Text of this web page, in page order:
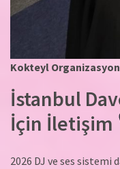
Kokteyl Organizasyon
İstanbul
İçin İletişim
2026 DJ ve ses